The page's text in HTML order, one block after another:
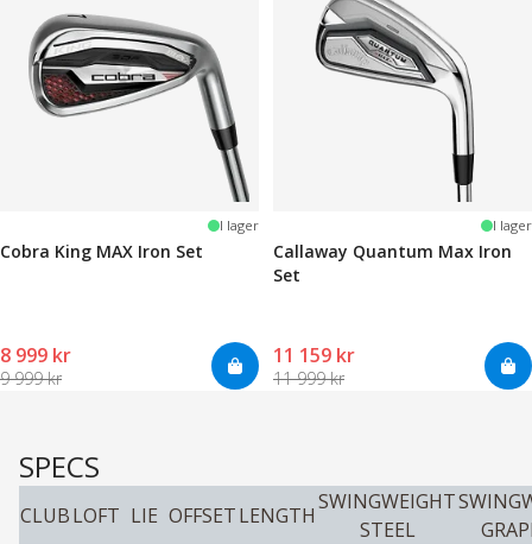
I lager
Cobra King MAX Iron Set
8 999 kr
9 999 kr
I lager
Callaway Quantum Max Iron
Set
11 159 kr
11 999 kr
SPECS
CLUBLOFT LIE OFFSETLENGTH
SWINGWEIGHT
STEEL